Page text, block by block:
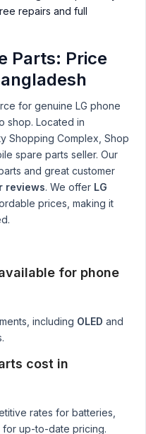
repairs and full
Parts: Price
for genuine LG phone
shop. Located in
Shopping Complex, Shop
spare parts seller. Our
and great customer
reviews. We offer LG
prices, making it
for phone
, including OLED and
cost in
rates for batteries,
for up-to-date pricing.